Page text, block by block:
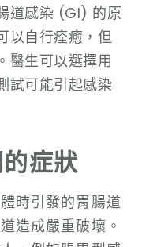
道感染 (GI) 的原
以自行痊癒，但
醫生可以選擇用
試可能引起感染
症狀
時引發的胃腸道
造成嚴重破壞。